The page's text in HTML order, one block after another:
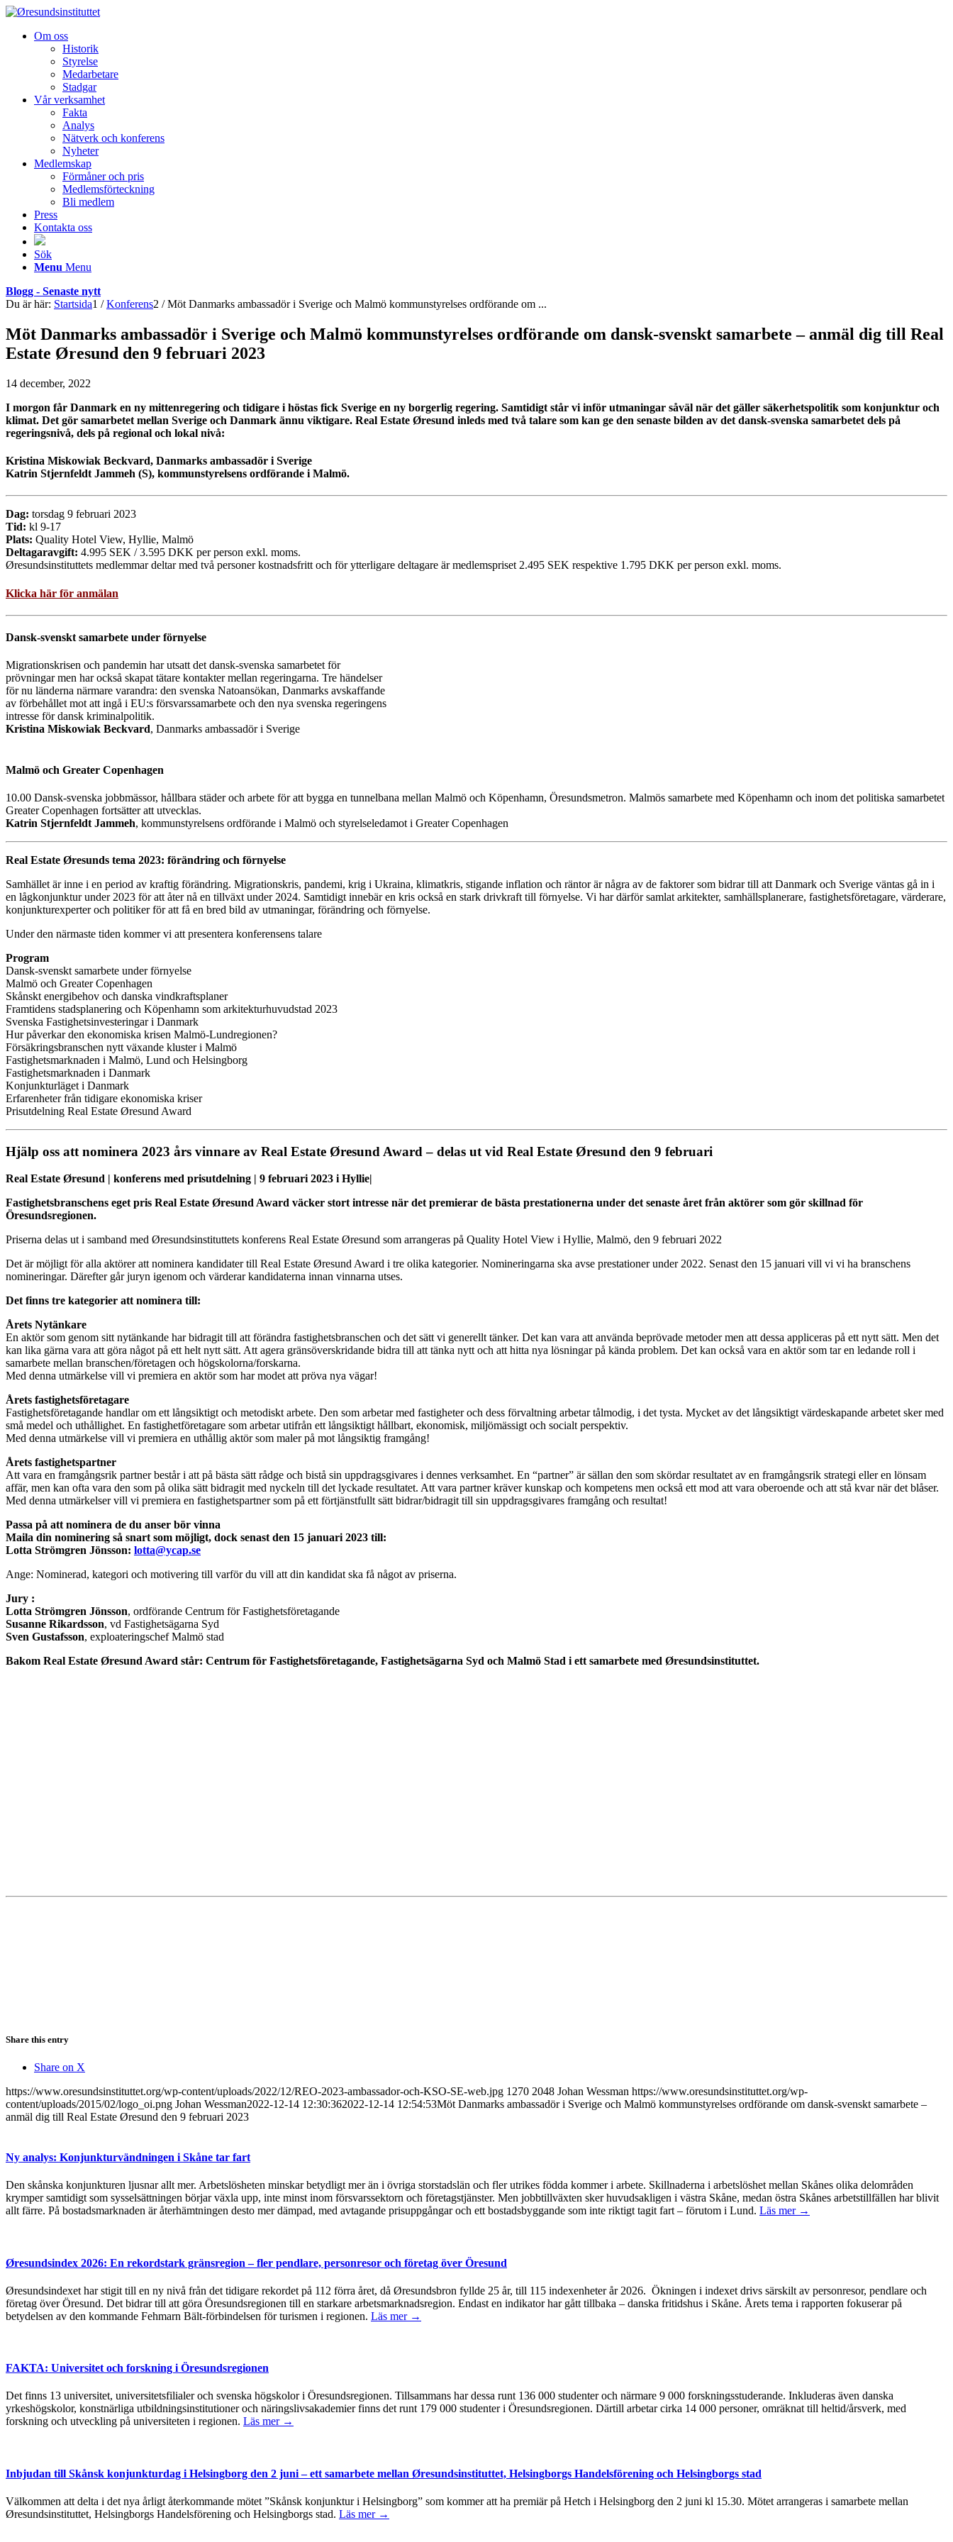
Om oss
Historik
Styrelse
Medarbetare
Stadgar
Vår verksamhet
Fakta
Analys
Nätverk och konferens
Nyheter
Medlemskap
Förmåner och pris
Medlemsförteckning
Bli medlem
Press
Kontakta oss
Sök
Menu Menu
Blogg - Senaste nytt
Du är här: Startsida1 / Konferens2 / Möt Danmarks ambassadör i Sverige och Malmö kommunstyrelses ordförande om ...
Möt Danmarks ambassadör i Sverige och Malmö kommunstyrelses ordförande om dansk-svenskt samarbete – anmäl dig till Real
Estate Øresund den 9 februari 2023
14 december, 2022
I morgon får Danmark en ny mittenregering och tidigare i höstas fick Sverige en ny borgerlig regering. Samtidigt står vi inför utmaningar såväl när det gäller säkerhetspolitik som konjunktur och
klimat. Det gör samarbetet mellan Sverige och Danmark ännu viktigare. Real Estate Øresund inleds med två talare som kan ge den senaste bilden av det dansk-svenska samarbetet dels på
regeringsnivå, dels på regional och lokal nivå:
Kristina Miskowiak Beckvard, Danmarks ambassadör i Sverige
Katrin Stjernfeldt Jammeh (S), kommunstyrelsens ordförande i Malmö.
Dag: torsdag 9 februari 2023
Tid: kl 9-17
Plats: Quality Hotel View, Hyllie, Malmö
Deltagaravgift: 4.995 SEK / 3.595 DKK per person exkl. moms.
Øresundsinstituttets medlemmar deltar med två personer kostnadsfritt och för ytterligare deltagare är medlemspriset 2.495 SEK respektive 1.795 DKK per person exkl. moms.
Klicka här för anmälan
Dansk-svenskt samarbete under förnyelse
Migrationskrisen och pandemin har utsatt det dansk-svenska samarbetet för
prövningar men har också skapat tätare kontakter mellan regeringarna. Tre händelser
för nu länderna närmare varandra: den svenska Natoansökan, Danmarks avskaffande
av förbehållet mot att ingå i EU:s försvarssamarbete och den nya svenska regeringens
intresse för dansk kriminalpolitik.
Kristina Miskowiak Beckvard, Danmarks ambassadör i Sverige
Malmö och Greater Copenhagen
10.00 Dansk-svenska jobbmässor, hållbara städer och arbete för att bygga en tunnelbana mellan Malmö och Köpenhamn, Öresundsmetron. Malmös samarbete med Köpenhamn och inom det politiska samarbetet
Greater Copenhagen fortsätter att utvecklas.
Katrin Stjernfeldt Jammeh, kommunstyrelsens ordförande i Malmö och styrelseledamot i Greater Copenhagen
Real Estate Øresunds tema 2023: förändring och förnyelse
Samhället är inne i en period av kraftig förändring. Migrationskris, pandemi, krig i Ukraina, klimatkris, stigande inflation och räntor är några av de faktorer som bidrar till att Danmark och Sverige väntas gå in i
en lågkonjunktur under 2023 för att åter nå en tillväxt under 2024. Samtidigt innebär en kris också en stark drivkraft till förnyelse. Vi har därför samlat arkitekter, samhällsplanerare, fastighetsföretagare, värderare,
konjunkturexperter och politiker för att få en bred bild av utmaningar, förändring och förnyelse.
Under den närmaste tiden kommer vi att presentera konferensens talare
Program
Dansk-svenskt samarbete under förnyelse
Malmö och Greater Copenhagen
Skånskt energibehov och danska vindkraftsplaner
Framtidens stadsplanering och Köpenhamn som arkitekturhuvudstad 2023
Svenska Fastighetsinvesteringar i Danmark
Hur påverkar den ekonomiska krisen Malmö-Lundregionen?
Försäkringsbranschen nytt växande kluster i Malmö
Fastighetsmarknaden i Malmö, Lund och Helsingborg
Fastighetsmarknaden i Danmark
Konjunkturläget i Danmark
Erfarenheter från tidigare ekonomiska kriser
Prisutdelning Real Estate Øresund Award
Hjälp oss att nominera 2023 års vinnare av Real Estate Øresund Award – delas ut vid Real Estate Øresund den 9 februari
Real Estate Øresund | konferens med prisutdelning | 9 februari 2023 i Hyllie|
Fastighetsbranschens eget pris Real Estate Øresund Award väcker stort intresse när det premierar de bästa prestationerna under det senaste året från aktörer som gör skillnad för
Öresundsregionen.
Priserna delas ut i samband med Øresundsinstituttets konferens Real Estate Øresund som arrangeras på Quality Hotel View i Hyllie, Malmö, den 9 februari 2022
Det är möjligt för alla aktörer att nominera kandidater till Real Estate Øresund Award i tre olika kategorier. Nomineringarna ska avse prestationer under 2022. Senast den 15 januari vill vi vi ha branschens
nomineringar. Därefter går juryn igenom och värderar kandidaterna innan vinnarna utses.
Det finns tre kategorier att nominera till:
Årets Nytänkare
En aktör som genom sitt nytänkande har bidragit till att förändra fastighetsbranschen och det sätt vi generellt tänker. Det kan vara att använda beprövade metoder men att dessa appliceras på ett nytt sätt. Men det
kan lika gärna vara att göra något på ett helt nytt sätt. Att agera gränsöverskridande bidra till att tänka nytt och att hitta nya lösningar på kända problem. Det kan också vara en aktör som tar en ledande roll i
samarbete mellan branschen/företagen och högskolorna/forskarna.
Med denna utmärkelse vill vi premiera en aktör som har modet att pröva nya vägar!
Årets fastighetsföretagare
Fastighetsföretagande handlar om ett långsiktigt och metodiskt arbete. Den som arbetar med fastigheter och dess förvaltning arbetar tålmodig, i det tysta. Mycket av det långsiktigt värdeskapande arbetet sker med
små medel och uthållighet. En fastighetföretagare som arbetar utifrån ett långsiktigt hållbart, ekonomisk, miljömässigt och socialt perspektiv.
Med denna utmärkelse vill vi premiera en uthållig aktör som maler på mot långsiktig framgång!
Årets fastighetspartner
Att vara en framgångsrik partner består i att på bästa sätt rådge och bistå sin uppdragsgivares i dennes verksamhet. En “partner” är sällan den som skördar resultatet av en framgångsrik strategi eller en lönsam
affär, men kan ofta vara den som på olika sätt bidragit med nyckeln till det lyckade resultatet. Att vara partner kräver kunskap och kompetens men också ett mod att vara oberoende och att stå kvar när det blåser.
Med denna utmärkelser vill vi premiera en fastighetspartner som på ett förtjänstfullt sätt bidrar/bidragit till sin uppdragsgivares framgång och resultat!
Passa på att nominera de du anser bör vinna
Maila din nominering så snart som möjligt, dock senast den 15 januari 2023 till:
Lotta Strömgren Jönsson: lotta@ycap.se
Ange: Nominerad, kategori och motivering till varför du vill att din kandidat ska få något av priserna.
Jury :
Lotta Strömgren Jönsson, ordförande Centrum för Fastighetsföretagande
Susanne Rikardsson, vd Fastighetsägarna Syd
Sven Gustafsson, exploateringschef Malmö stad
Bakom Real Estate Øresund Award står: Centrum för Fastighetsföretagande, Fastighetsägarna Syd och Malmö Stad i ett samarbete med Øresundsinstituttet.
Share this entry
Share on X
https://www.oresundsinstituttet.org/wp-content/uploads/2022/12/REO-2023-ambassador-och-KSO-SE-web.jpg 1270 2048 Johan Wessman https://www.oresundsinstituttet.org/wp-
content/uploads/2015/02/logo_oi.png Johan Wessman2022-12-14 12:30:362022-12-14 12:54:53Möt Danmarks ambassadör i Sverige och Malmö kommunstyrelses ordförande om dansk-svenskt samarbete –
anmäl dig till Real Estate Øresund den 9 februari 2023
Ny analys: Konjunkturvändningen i Skåne tar fart
Den skånska konjunkturen ljusnar allt mer. Arbetslösheten minskar betydligt mer än i övriga storstadslän och fler utrikes födda kommer i arbete. Skillnaderna i arbetslöshet mellan Skånes olika delområden
krymper samtidigt som sysselsättningen börjar växla upp, inte minst inom försvarssektorn och företagstjänster. Men jobbtillväxten sker huvudsakligen i västra Skåne, medan östra Skånes arbetstillfällen har blivit
allt färre. På bostadsmarknaden är återhämtningen desto mer dämpad, med avtagande prisuppgångar och ett bostadsbyggande som inte riktigt tagit fart – förutom i Lund. Läs mer →
Øresundsindex 2026: En rekordstark gränsregion – fler pendlare, personresor och företag över Öresund
Øresundsindexet har stigit till en ny nivå från det tidigare rekordet på 112 förra året, då Øresundsbron fyllde 25 år, till 115 indexenheter år 2026. Ökningen i indexet drivs särskilt av personresor, pendlare och
företag över Öresund. Det bidrar till att göra Öresundsregionen till en starkare arbetsmarknadsregion. Endast en indikator har gått tillbaka – danska fritidshus i Skåne. Årets tema i rapporten fokuserar på
betydelsen av den kommande Fehmarn Bält-förbindelsen för turismen i regionen. Läs mer →
FAKTA: Universitet och forskning i Öresundsregionen
Det finns 13 universitet, universitetsfilialer och svenska högskolor i Öresundsregionen. Tillsammans har dessa runt 136 000 studenter och närmare 9 000 forskningsstuderande. Inkluderas även danska
yrkeshögskolor, konstnärliga utbildningsinstitutioner och näringslivsakademier finns det runt 179 000 studenter i Öresundsregionen. Därtill arbetar cirka 14 000 personer, omräknat till heltid/årsverk, med
forskning och utveckling på universiteten i regionen. Läs mer →
Inbjudan till Skånsk konjunkturdag i Helsingborg den 2 juni – ett samarbete mellan Øresundsinstituttet, Helsingborgs Handelsförening och Helsingborgs stad
Välkommen att delta i det nya årligt återkommande mötet ”Skånsk konjunktur i Helsingborg” som kommer att ha premiär på Hetch i Helsingborg den 2 juni kl 15.30. Mötet arrangeras i samarbete mellan
Øresundsinstituttet, Helsingborgs Handelsförening och Helsingborgs stad. Läs mer →